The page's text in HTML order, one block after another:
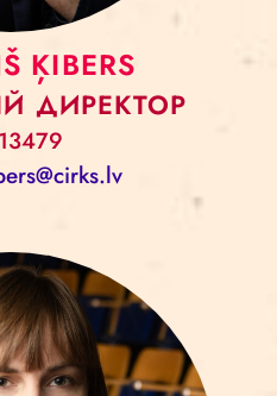
ĶIBERS
ДИРЕКТОР